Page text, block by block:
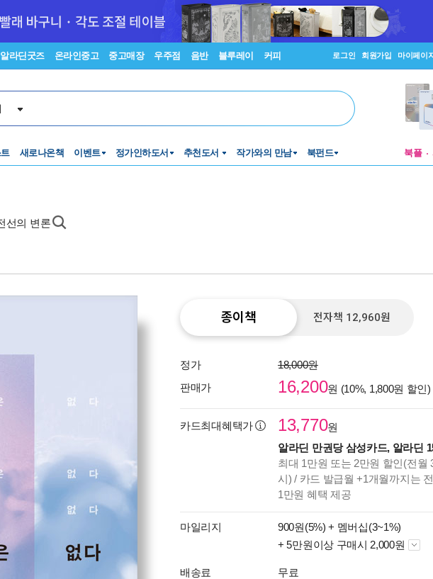
알라딘굿즈 온라인중고 중고매장 우주점 음반 블루레이 커피 로그인 회원가입 마이페이
새로나온책 이벤트 정가인하도서 추천도서 작가와의 만남 북펀드 북플
선의 변론
종이책 전자책 12,960원
정가
18,000원
판매가
16,200원 (10%, 1,800원 할인)
카드최대혜택가 13,770원
알라딘 만권당 삼성카드, 알라딘
최대 1만원 또는 2만원 할인(전월
시) / 카드 발급월 +1개월까지는
1만원 혜택 제공
마일리지 900원(5%) + 멤버십(3~1%)
+ 5만원이상 구매시 2,000원
배송료 무료